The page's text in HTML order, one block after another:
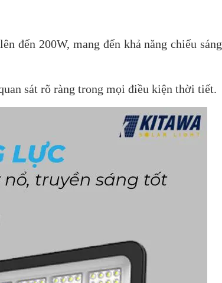
đến 200W, mang đến khả năng chiếu sáng
sát rõ ràng trong mọi điều kiện thời tiết.